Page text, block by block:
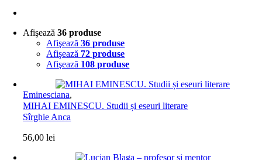
Afişează36 produse
Afişează36 produse
Afişează 72 produse
Afişează 108 produse
Eminesciana,
MIHAI EMINESCU. Studii și eseuri literare
Sîrghie Anca
56,00lei